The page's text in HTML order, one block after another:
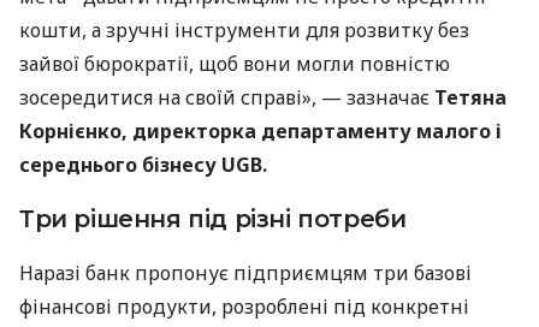
кошти, а зручні інструменти для розвитку без
зайвої бюрократії, щоб вони могли повністю
зосередитися на своїй справі», — зазначає Тетяна
Корнієнко, директорка департаменту малого і
середнього бізнесу UGB.
Три рішення під різні потреби
Наразі банк пропонує підприємцям три базові
фінансові продукти, розроблені під конкретні